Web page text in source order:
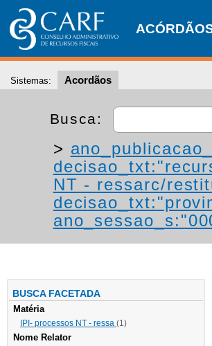
Sistemas: Acordãos
Busca:
>
NT - ressarc/
BUSCA FACETADA
Matéria
IPI- processos NT - ressa (1)
Nome Relator